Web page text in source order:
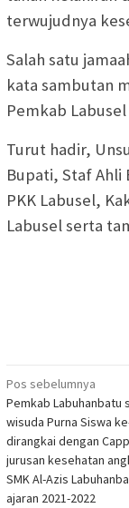
terwujudnya
Salah satu
kata sambutan
Pemkab
Turut hadir,
Bupati, Staf Ahli
PKK Labusel,
Labusel serta
Navigasi
pos
Pos sebelumnya
Pemkab Labuhanbatu
wisuda Purna Siswa
dirangkai dengan
jurusan kesehatan
SMK Al-Azis
ajaran 2021-2022